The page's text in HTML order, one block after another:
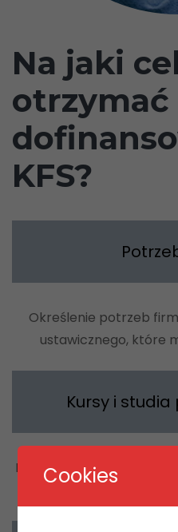
Na jaki
otrzymać
KFS?
Określenie potrzeb
ustawicznego, które
Kursy i
Kursy i studia
Cookies